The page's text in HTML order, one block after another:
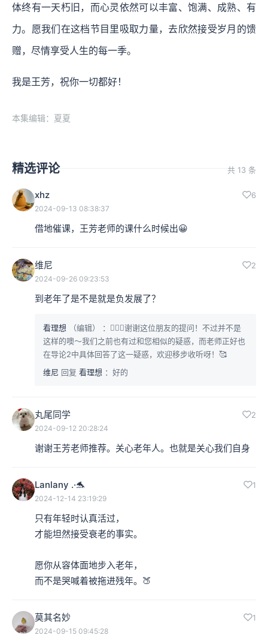
体终有一天朽旧，而心灵依然可以丰富、饱满、成熟、有
力。愿我们在这档节目里吸取力量，去欣然接受岁月的馈
赠，尽情享受人生的每一季。
我是王芳，祝你一切都好！
本集编辑：夏夏
精选评论 共 13 条
xhz 6
2024-09-13 08:38:37
借地催课，王芳老师的课什么时候出😀
维尼 2
2024-09-26 09:23:53
到老年了是不是就是负发展了？
看理想 （编辑）
：🙇🏻‍♀️谢谢这位朋友的提问！不过并不是
这样的噢～我们之前也有过和您相似的疑惑，而老师正好也
在导论2中具体回答了这一疑惑，欢迎移步收听呀！🥰
维尼 回复 看理想 ：好的
丸尾同学 2
2024-09-12 20:28:24
谢谢王芳老师推荐。关心老年人。也就是关心我们自身
Lanlany .·🐬 1
2024-12-14 23:19:29
只有年轻时认真活过，
才能坦然接受衰老的事实。
愿你从容体面地步入老年，
而不是哭喊着被拖进残年。🍑
莫其名妙 1
2024-09-15 09:45:28